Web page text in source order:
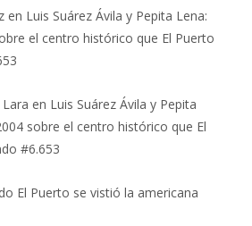
en Luis Suárez Ávila y Pepita Lena:
el centro histórico que El Puerto
en Luis Suárez Ávila y Pepita
sobre el centro histórico que El
#6.653
El Puerto se vistió la americana